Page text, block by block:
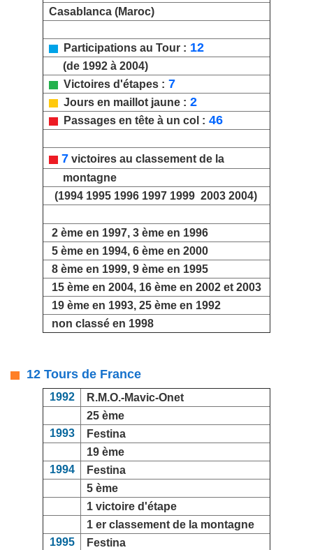
Casablanca (Maroc)
Participations au Tour : 12
(de 1992 à 2004)
Victoires d'étapes : 7
Jours en maillot jaune : 2
Passages en tête à un col : 46
7 victoires au classement de la
montagne
(1994 1995 1996 1997 1999 2003 2004)
2 ème en 1997, 3 ème en 1996
5 ème en 1994, 6 ème en 2000
8 ème en 1999, 9 ème en 1995
15 ème en 2004, 16 ème en 2002 et 2003
19 ème en 1993, 25 ème en 1992
non classé en 1998
12 Tours de France
1992
R.M.O.-Mavic-Onet
25 ème
1993
Festina
19 ème
1994
Festina
5 ème
1 victoire d'étape
1 er classement de la montagne
1995
Festina